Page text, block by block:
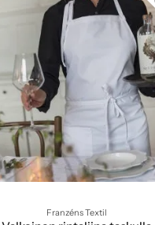
Franzéns Textil